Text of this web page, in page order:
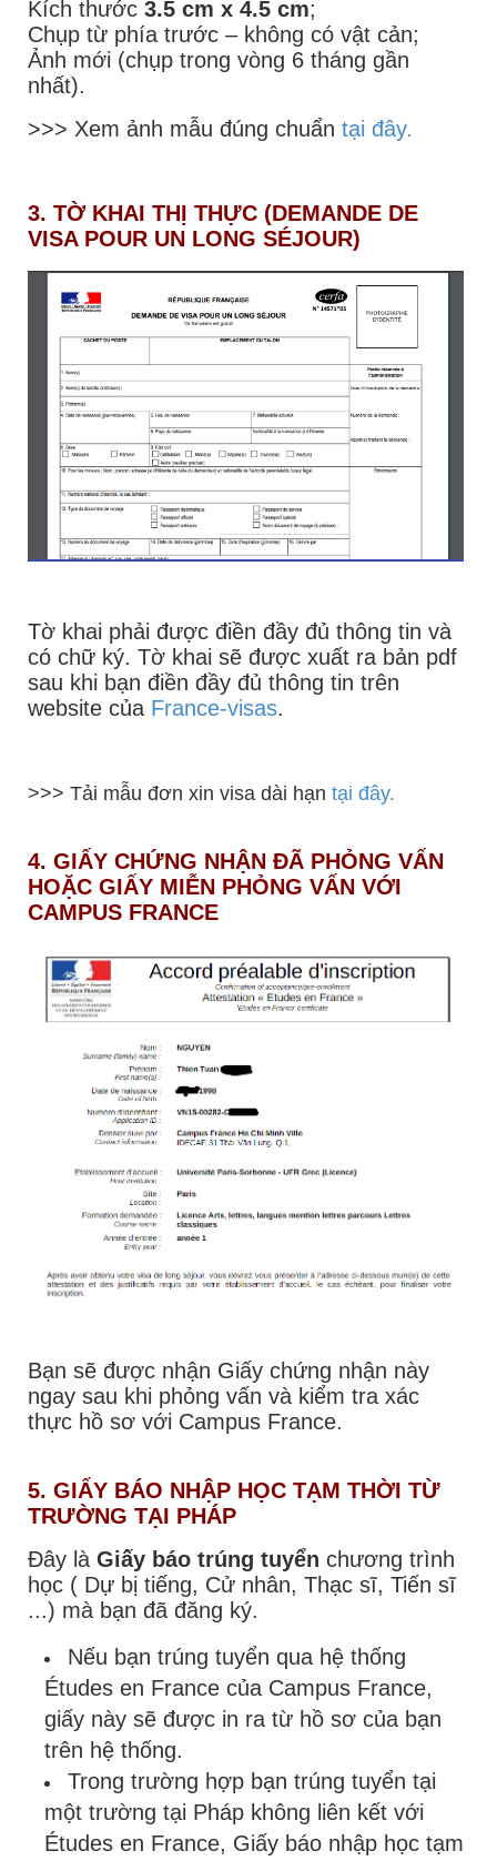
Kích thước 3.5 cm x 4.5 cm;
Chụp từ phía trước – không có vật cản;
Ảnh mới (chụp trong vòng 6 tháng gần
nhất).
>>> Xem ảnh mẫu đúng chuẩn tại đây.
3. TỜ KHAI THỊ THỰC (DEMANDE DE
VISA POUR UN LONG SÉJOUR)
Tờ khai phải được điền đầy đủ thông tin và
có chữ ký. Tờ khai sẽ được xuất ra bản pdf
sau khi bạn điền đầy đủ thông tin trên
website của France-visas.
>>> Tải mẫu đơn xin visa dài hạn tại đây.
4. GIẤY CHỨNG NHẬN ĐÃ PHỎNG VẤN
HOẶC GIẤY MIỄN PHỎNG VẤN VỚI
CAMPUS FRANCE
Bạn sẽ được nhận Giấy chứng nhận này
ngay sau khi phỏng vấn và kiểm tra xác
thực hồ sơ với Campus France.
5. GIẤY BÁO NHẬP HỌC TẠM THỜI TỪ
TRƯỜNG TẠI PHÁP
Đây là Giấy báo trúng tuyển chương trình
học ( Dự bị tiếng, Cử nhân, Thạc sĩ, Tiến sĩ
...) mà bạn đã đăng ký.
Nếu bạn trúng tuyển qua hệ thống
Études en France của Campus France,
giấy này sẽ được in ra từ hồ sơ của bạn
trên hệ thống.
Trong trường hợp bạn trúng tuyển tại
một trường tại Pháp không liên kết với
Études en France, Giấy báo nhập học tạm